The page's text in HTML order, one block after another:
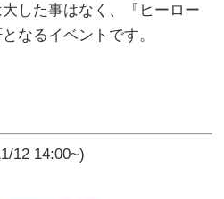
した事はなく、『ヒーロー
なるイベントです。
12 14:00~)